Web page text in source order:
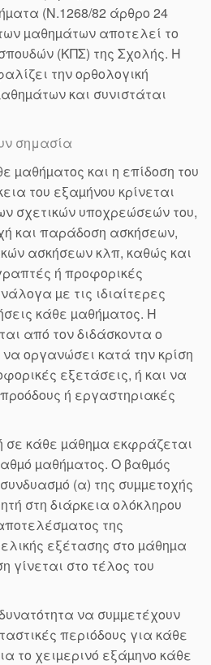
(Ν.1268/82 άρθρο 24
µαθηµάτων αποτελεί το
(ΚΠΣ) της Σχολής. Η
την ορθολογική
και συνιστάται
σημασία
µαθήµατος και η επίδοση του
του εξαµήνου κρίνεται
σχετικών υποχρεώσεών του,
και παράδοση ασκήσεων,
ασκήσεων κλπ, καθώς και
ή προφορικές
µε τις ιδιαίτερες
κάθε µαθήµατος. Η
από τον διδάσκοντα ο
οργανώσει κατά την κρίση
εξετάσεις, ή και να
ή εργαστηριακές
σε κάθε µάθηµα εκφράζεται
µαθήµατος. Ο βαθµός
(α) της συµµετοχής
στη διάρκεια ολόκληρου
της
εξέτασης στο µάθηµα
γίνεται στο τέλος του
να συµµετέχουν
περιόδους για κάθε
το χειµερινό εξάµηνο κάθε